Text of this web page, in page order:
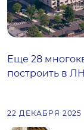
Еще 28
построить в
22 ДЕКАБРЯ 2025